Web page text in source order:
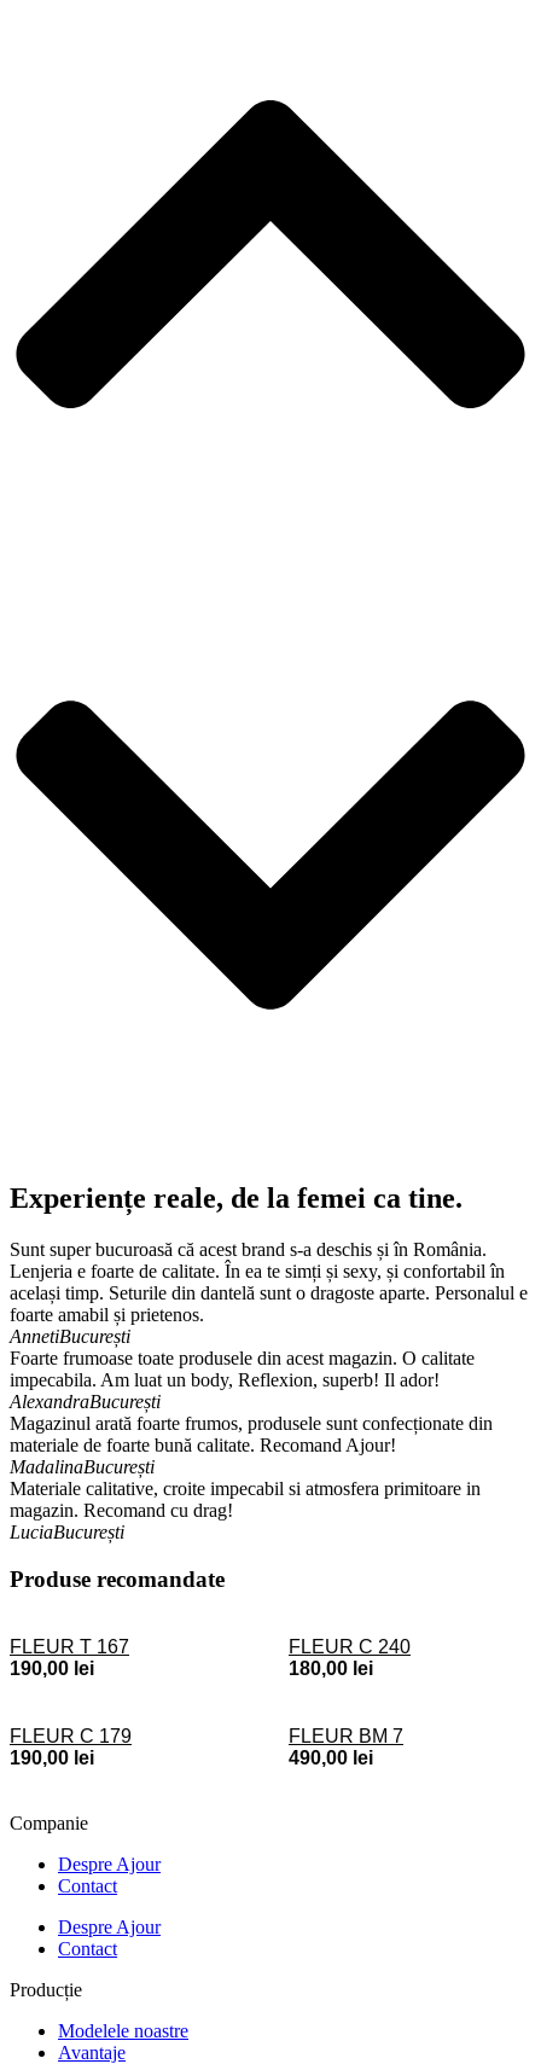
Experiențe reale, de la femei ca tine.
Sunt super bucuroasă că acest brand s-a deschis și în România.
Lenjeria e foarte de calitate. În ea te simți și sexy, și confortabil în
același timp. Seturile din dantelă sunt o dragoste aparte. Personalul e
foarte amabil și prietenos.
AnnetiBucurești
Foarte frumoase toate produsele din acest magazin. O calitate
impecabila. Am luat un body, Reflexion, superb! Il ador!
AlexandraBucurești
Magazinul arată foarte frumos, produsele sunt confecționate din
materiale de foarte bună calitate. Recomand Ajour!
MadalinaBucurești
Materiale calitative, croite impecabil si atmosfera primitoare in
magazin. Recomand cu drag!
LuciaBucurești
Produse recomandate
FLEUR T 167
190,00 lei
FLEUR C 240
180,00 lei
FLEUR C 179
190,00 lei
FLEUR BM 7
490,00 lei
Companie
Despre Ajour
Contact
Despre Ajour
Contact
Producție
Modelele noastre
Avantaje